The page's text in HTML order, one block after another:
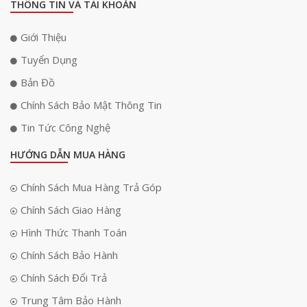
Tích hợp cảm biến tiệm cận
Với cảm biến tiệm cận thông minh được tích hợp, người dùng có thể dễ
dàng điều chỉnh đèn bằng cách di chuyển tay gần cảm biến. Cảm biến
tiệm cận này giúp đèn phản ứng nhanh chóng khi có sự tiếp xúc hoặc di
cách thuận tiện và nhanh chóng.
THÔNG TIN VÀ TÀI KHOẢN
Giới Thiệu
Tuyển Dụng
Bản Đồ
Chính Sách Bảo Mật Thông Tin
Tin Tức Công Nghệ
HƯỚNG DẪN MUA HÀNG
Chính Sách Mua Hàng Trả Góp
Chính Sách Giao Hàng
Hình Thức Thanh Toán
Chính Sách Bảo Hành
Chính Sách Đổi Trả
Trung Tâm Bảo Hành